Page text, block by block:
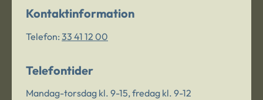
Kontaktinformation
Telefon: 33 41 12 00
Telefontider
Mandag-torsdag kl. 9-15, fredag kl. 9-12